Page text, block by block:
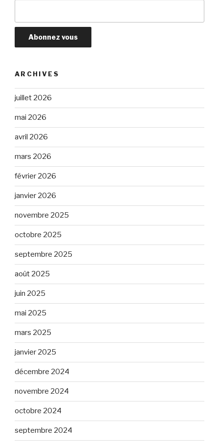
ARCHIVES
juillet 2026
mai 2026
avril 2026
mars 2026
février 2026
janvier 2026
novembre 2025
octobre 2025
septembre 2025
août 2025
juin 2025
mai 2025
mars 2025
janvier 2025
décembre 2024
novembre 2024
octobre 2024
septembre 2024